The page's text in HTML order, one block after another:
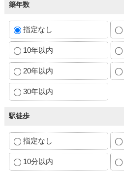
築年数
指定なし
10年以内
20年以内
30年以内
駅徒歩
指定なし
10分以内